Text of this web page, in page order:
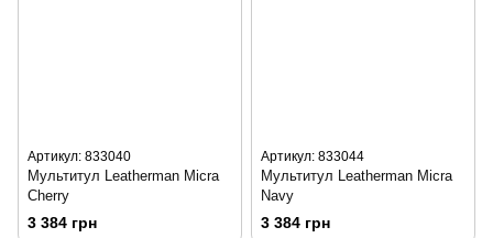
Артикул: 833040
Мультитул Leatherman Micra
Cherry
3 384 грн
Артикул: 833044
Мультитул Leatherman Micra
Navy
3 384 грн